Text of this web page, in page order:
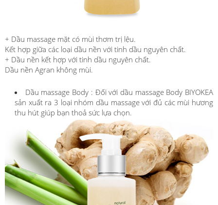
+ Dầu massage mặt có mùi thơm trị lệu.
Kết hợp giữa các loại dầu nền với tinh dầu nguyên chất.
+ Dầu nền kết hợp với tinh dầu nguyên chất.
Dầu nền Agran không mùi.
Dầu massage Body : Đối với dầu massage Body BIYOKEA
sản xuất ra 3 loại nhóm dầu massage với đủ các mùi hương
thu hút giúp bạn thoả sức lựa chọn.